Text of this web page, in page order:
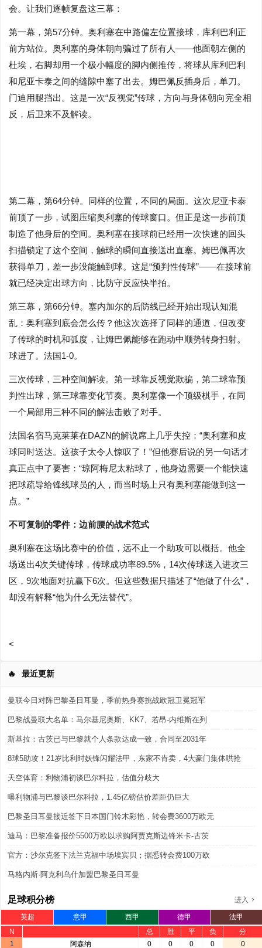
会。让我们逐帧复盘这三幕：
第一幕，第57分钟。奥利塞在中路偏左位置接球，库利巴利正
前方站位。奥利塞的身体朝向骗过了所有人——他面朝左侧的
杜埃，右脚却用一个极小幅度的脚内侧推传，将球从库利巴利
和尼亚卡泰之间的缝隙中塞了出去。姆巴佩反插身后，单刀。
门迪用腿挡出。这是一次“反视觉”传球，方向与身体朝向完全相
反，后卫来不及解读。
第二幕，第64分钟。同样的位置，不同的局面。这次尼亚卡泰
前顶了一步，试图压缩奥利塞的传球窗口。但正是这一步前顶
制造了他身后的空间。奥利塞在接球前已经用一次快速的回头
扫描锁定了这个空间，触球的瞬间直接送出直塞。姆巴佩再次
获得单刀，差一步没能触到球。这是“预判性传球”——在接球前
就已经决定出球方向，比防守反应快半拍。
第三幕，第66分钟。塞内加尔的后防线已经开始出现认知混
乱：奥利塞到底会怎么传？他这次选择了同样的通道，但改变
了传球的时机和弧度，让姆巴佩能够在跑动中顺势转身扫射。
球进了。法国1-0。
三次传球，三种空间解读。第一球靠反视觉欺骗，第二球靠预
判性出球，第三球靠变化节奏。奥利塞像一个顶级棋手，在同
一个局部用三种不同的解法击败了对手。
法国名宿马克莱莱在DAZN的解说席上几乎失控：“奥利塞和皮
球同时送达。这孩子太令人惊叹了！”但他赛后说的另一句话才
真正点中了要害：“琼阿梅尼太粘球了，他身边需要一个能快速
把球疏导给锋线球员的人，而当时场上只有奥利塞能做到这一
点。”
不可复制的零件：边前腰的战术范式
奥利塞在这场比赛中的价值，远不止一个助攻可以概括。他全
场送出4次关键传球，传球成功率89.5%，14次传球送入进攻三
区，9次地面对抗赢下6次。但这些数据只描述了“他做了什么”，
却没有解释“他为什么无法替代”。
<
🔥 最近更新
曼联今日对阵巴黎圣日耳曼，季前热身赛挑战欧冠卫冕冠军
巴黎战曼联大名单：马尔基尼奥斯、KK7、若昂-内维斯在列
斯基拉：古茨已与巴黎就个人条款达成一致，合同至2031年
8球5助攻！21岁比利时妖锋闪耀法甲，东家不肯卖，4大豪门集体哄抢
天空体育：利物浦初谈巴尔科拉，估值分歧大
曝利物浦与巴黎谈巴尔科拉，1.45亿镑估价差距仍巨大
巴黎圣日耳曼接近签下日本国门铃木彩艳，转会费3600万欧元
迪马：巴黎准备报价5500万欧以求购阿贾克斯边锋米卡-古茨
官方：沙尔克签下法兰克福中场埃宾贝；据悉转会费100万欧
马格内斯·阿克利乌什加盟巴黎圣日耳曼
进入
足球积分榜